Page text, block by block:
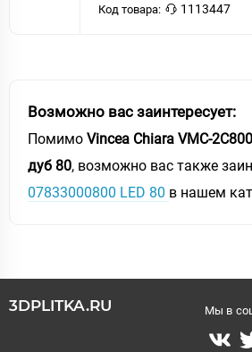
Код товара: 1113447
Возможно вас заинтересует:
Помимо Vincea Chiara VMC-
дуб 80, возможно вас также
07833000800 LED 80 в нашем
3DPLITKA.RU Мы в